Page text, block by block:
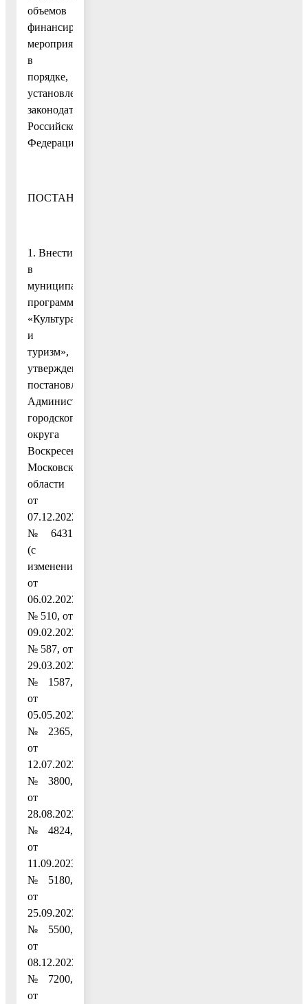
объемов
финансирования
мероприятий
в
порядке,
установленном
законодательством
Российской
Федерации,
ПОСТАНОВЛЯЮ:
1. Внести
в
муниципальную
программу
«Культура
и
туризм»,
утвержденную
постановлением
Администрации
городского
округа
Воскресенск
Московской
области
от
07.12.2022
№ 6431
(с
изменениями
от
06.02.2023
№ 510, от
09.02.2023
№ 587, от
29.03.2023
№ 1587,
от
05.05.2023
№ 2365,
от
12.07.2023
№ 3800,
от
28.08.2023
№ 4824,
от
11.09.2023
№ 5180,
от
25.09.2023
№ 5500,
от
08.12.2023
№ 7200,
от